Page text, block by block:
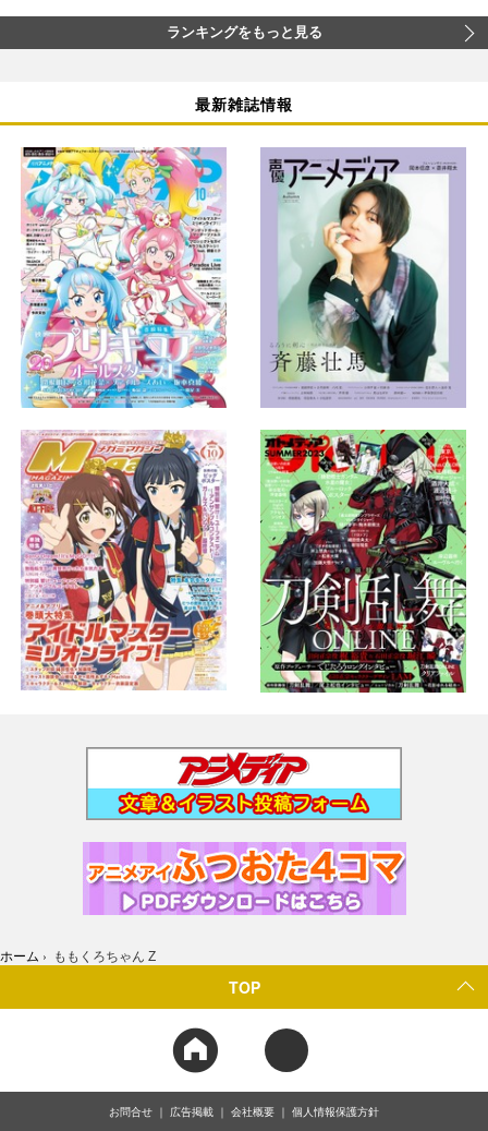
ランキングをもっと見る
最新雑誌情報
ホーム › ももくろちゃん Z
TOP
お問合せ 広告掲載 会社概要 個人情報保護方針